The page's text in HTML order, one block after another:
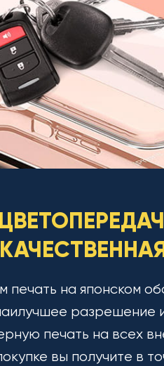
печать на японском
разрешение
печать на всех
вы получите в